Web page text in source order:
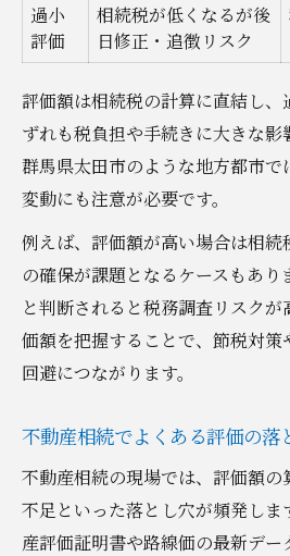
過小
評価
相続税が低くなるが後
日修正・追徴リスク
評価額は相続税の計算に直結し、
ずれも税負担や手続きに大きな影
群馬県太田市のような地方都市で
変動にも注意が必要です。
例えば、評価額が高い場合は相
の確保が課題となるケースもあり
と判断されると税務調査リスク
価額を把握することで、節税対策
回避につながります。
不動産相続でよくある評価の落
不動産相続の現場では、評価額の
不足といった落とし穴が頻発しま
産評価証明書や路線価の最新デ